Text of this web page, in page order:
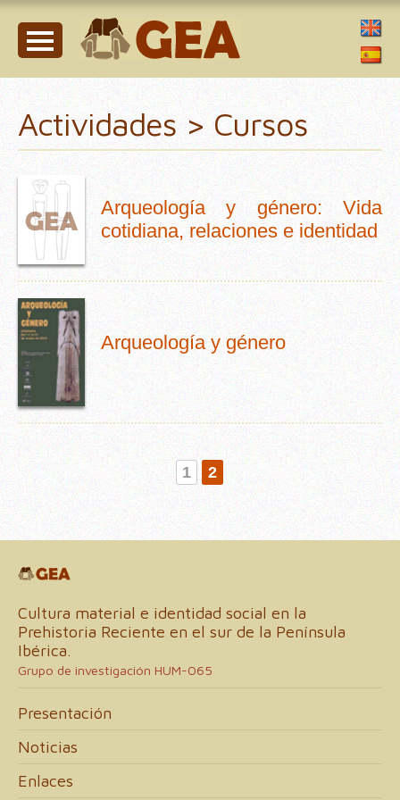
Actividades > Cursos
Arqueología y género: Vida
cotidiana, relaciones e identidad
Arqueología y género
1 2
Cultura material e identidad social en la
Prehistoria Reciente en el sur de la Península
Ibérica.
Grupo de investigación HUM-065
Presentación
Noticias
Enlaces